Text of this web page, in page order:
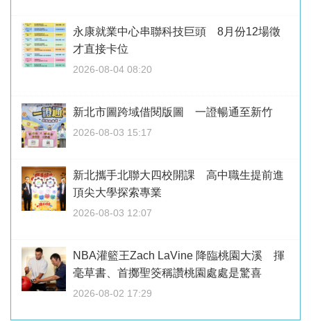
永康就業中心串聯科技巨頭 8月份12場徵
才直接卡位
2026-08-04 08:20
新北市圖跨域借閱版圖 一證暢通至新竹
2026-08-03 15:17
新北攜手北聯大四校開課 高中職生提前進
頂尖大學探索專業
2026-08-03 12:07
NBA灌籃王Zach LaVine 降臨桃園大溪 揮
毫草書、首擲聖筊稱讚桃園處處是驚喜
2026-08-02 17:29